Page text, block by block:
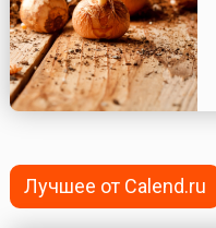
Лучшее от Calend.ru